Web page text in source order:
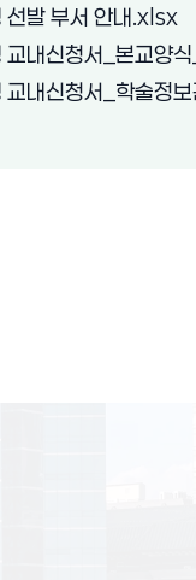
발 부서 안내.xlsx(
내신청서_본교양
내신청서_학술정